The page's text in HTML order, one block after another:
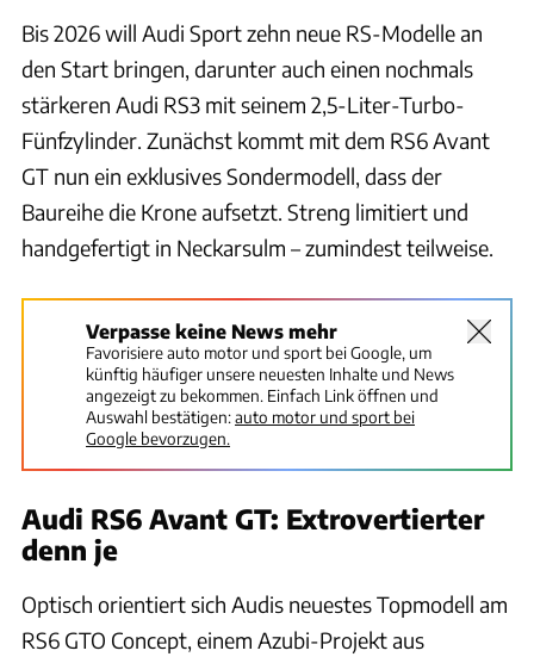
Bis 2026 will Audi Sport zehn neue RS-Modelle an
den Start bringen, darunter auch einen nochmals
stärkeren Audi RS3 mit seinem 2,5-Liter-Turbo-
Fünfzylinder. Zunächst kommt mit dem RS6 Avant
GT nun ein exklusives Sondermodell, dass der
Baureihe die Krone aufsetzt. Streng limitiert und
handgefertigt in Neckarsulm – zumindest teilweise.
Verpasse keine News mehr
Favorisiere auto motor und sport bei Google, um
künftig häufiger unsere neuesten Inhalte und News
angezeigt zu bekommen. Einfach Link öffnen und
Auswahl bestätigen:auto motor und sport bei
Google bevorzugen.
Audi RS6 Avant GT: Extrovertierter
denn je
Optisch orientiert sich Audis neuestes Topmodell am
RS6 GTO Concept, einem Azubi-Projekt aus